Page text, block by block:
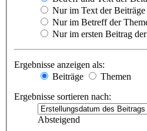
Nur im Text der Beiträge
Nur im Betreff der
Nur im ersten Beitrag
Ergebnisse anzeigen als:
Beiträge
Themen
Ergebnisse sortieren nach:
Absteigend